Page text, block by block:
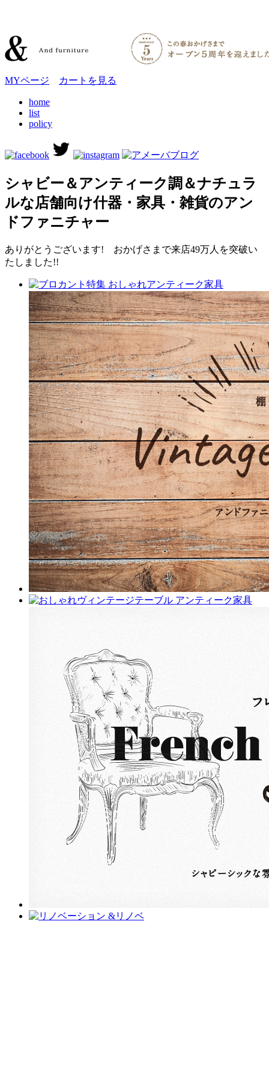
MYページ カートを見る
home
list
policy
シャビー＆アンティーク調＆ナチュラ
ルな店舗向け什器・家具・雑貨のアン
ドファニチャー
ありがとうございます! おかげさまで来店49万人を突破い
たしました!!